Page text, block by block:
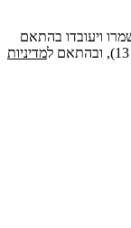
ויעובדו בהתאם
מדיניות